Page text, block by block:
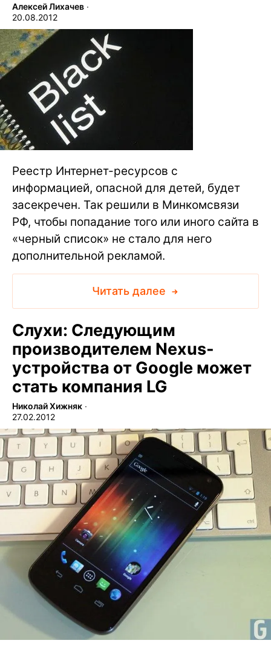
Алексей Лихачев ∙
20.08.2012
Реестр Интернет-ресурсов с
информацией, опасной для детей, будет
засекречен. Так решили в Минкомсвязи
РФ, чтобы попадание того или иного сайта в
«черный список» не стало для него
дополнительной рекламой.
Читать далее
Слухи: Следующим
производителем Nexus-
устройства от Google может
стать компания LG
Николай Хижняк ∙
27.02.2012